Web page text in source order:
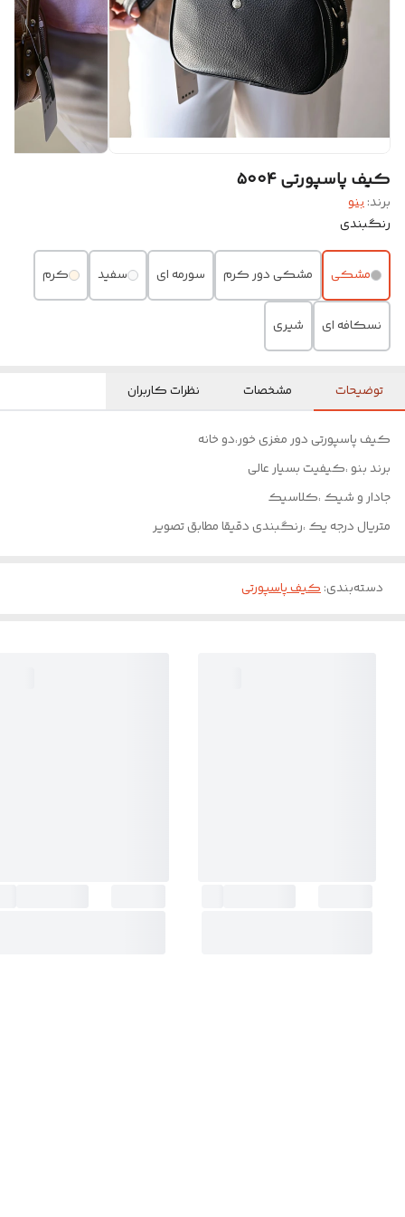
کیف پاسپورتی ۵۰۰۴
برند:بنو
رنگبندی
مشکی مشکی دور کرم سورمه ای سفید کرم
نسکافه ای شیری
توضیحات مشخصات نظرات کاربران
کیف پاسپورتی دور مغزی خور،دو خانه
برند بنو ،کیفیت بسیار عالی
جادار و شیک ،کلاسیک
متریال درجه یک ،رنگبندی دقیقا مطابق تصویر
دسته‌بندی:کیف پاسپورتی